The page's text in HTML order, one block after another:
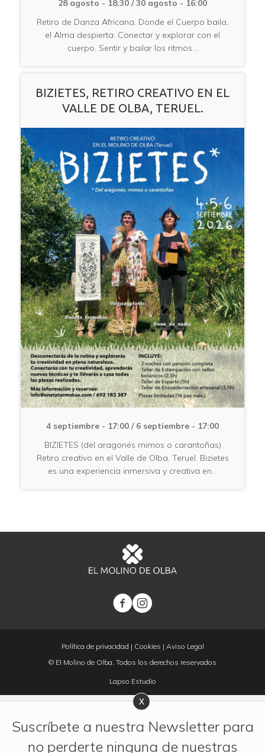
28 agosto - 18:30 /30 agosto - 16:00
Retiro de Danza Africana. Donde el Cuerpo baila,
el Alma despierta. Conectar y explorar con el
cuerpo. Sentir y bailar los ritmos…
BIZIETES, RETIRO CREATIVO EN EL
VALLE DE OLBA, TERUEL.
4 septiembre - 17:00 / 6 septiembre - 17:00
BIZIETES (del aragonés mimos o carantoñas)
Retiro creativo en el Valle de Olba, Teruel. Bizietes
es una experiencia inmersiva y creativa en…
Política de privacidad | Cookies | Aviso Legal
© El Molino de Olba. Todos los derechos reservados
Lapso Estudio
Suscríbete a nuestra Newsletter para
no perderte ninguna de nuestras